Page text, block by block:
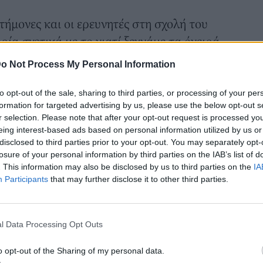
Not Process My Personal Information
opt-out of the sale, sharing to third parties, or processing of your
for targeted advertising by us, please use the below opt-out
selection. Please note that after your opt-out request is processed
interest-based ads based on personal information utilized by us
to third parties prior to your opt-out. You may separately
of your personal information by third parties on the IAB’s list of
This information may also be disclosed by us to third parties on the
Participants that may further disclose it to other third parties.
Data Processing Opt Outs
opt-out of the Sharing of my personal data.
και οι ερευνητές στη σχολή του
σχετικά με το γιατί ξεχνάμε τα όνειρά
αναλύσουν εις βάθος.
Ιατρική Σχολή του Χάρβαρντ,
ότι όσοι άνθρωποι μένουν συχνά με
δει την προηγούμενη νύχτα στον
με τον ίδιο τρόπο.
να κάνουμε πριν κοιμηθούμε για να
μας.